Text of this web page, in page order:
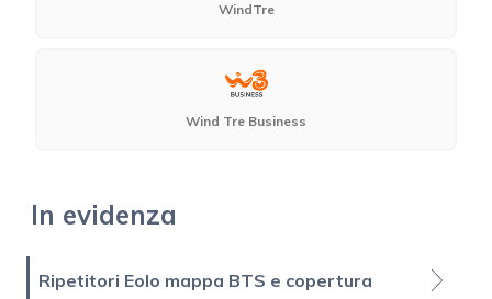
WindTre
Wind Tre Business
In evidenza
Ripetitori Eolo mappa BTS e copertura